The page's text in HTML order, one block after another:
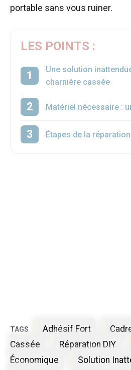
portable sans vous ruiner.
LES POINTS :
Une solution
charnière cassée
Matériel nécessaire :
Étapes de la réparation
Étiquettes
Adhésif Fort
Cassée
Réparation DIY
Économique
Solution